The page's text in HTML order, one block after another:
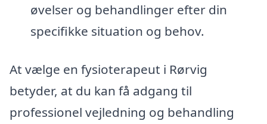
øvelser og behandlinger efter din
specifikke situation og behov.
At vælge en fysioterapeut i Rørvig
betyder, at du kan få adgang til
professionel vejledning og behandling